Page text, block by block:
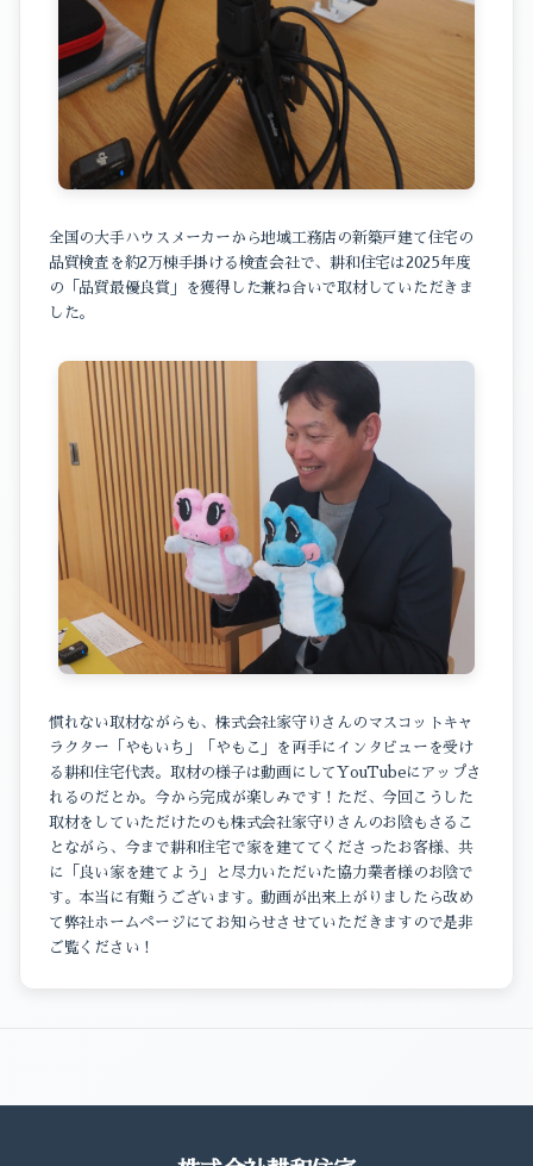
全国の大手ハウスメーカーから地域工務店の新築戸建て住宅の
品質検査を約2万棟手掛ける検査会社で、耕和住宅は2025年度
の「品質最優良賞」を獲得した兼ね合いで取材していただきま
した。
慣れない取材ながらも、株式会社家守りさんのマスコットキャ
ラクター「やもいち」「やもこ」を両手にインタビューを受け
る耕和住宅代表。取材の様子は動画にしてYouTubeにアップさ
れるのだとか。今から完成が楽しみです！ただ、今回こうした
取材をしていただけたのも株式会社家守りさんのお陰もさるこ
とながら、今まで耕和住宅で家を建ててくださったお客様、共
に「良い家を建てよう」と尽力いただいた協力業者様のお陰で
す。本当に有難うございます。動画が出来上がりましたら改め
て弊社ホームページにてお知らせさせていただきますので是非
ご覧ください！